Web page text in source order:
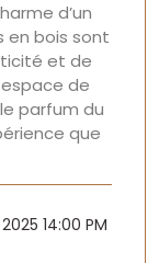
d’un
en bois sont
et de
de
parfum du
que
14:00 PM